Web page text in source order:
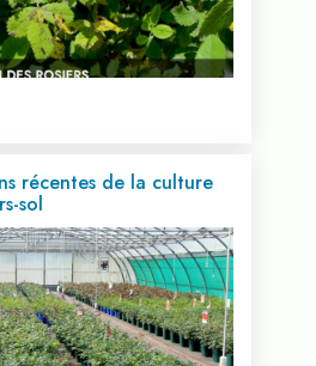
récentes de la culture
sol